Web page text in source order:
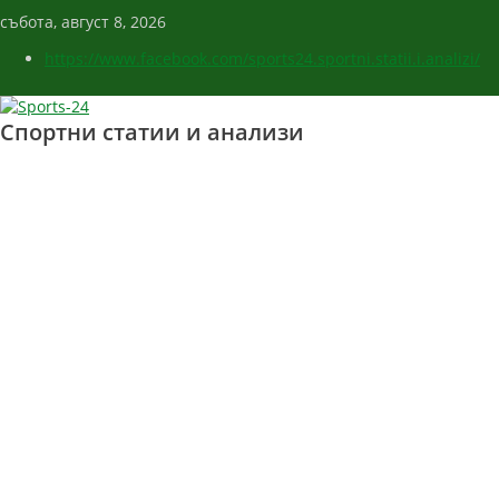
събота, август 8, 2026
https://www.facebook.com/sports24.sportni.statii.i.analizi/
Спортни статии и анализи